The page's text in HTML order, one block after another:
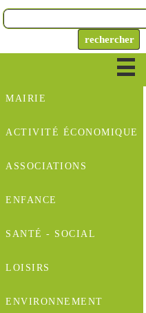
MAIRIE
ACTIVITÉ ÉCONOMIQUE
ASSOCIATIONS
ENFANCE
SANTÉ - SOCIAL
LOISIRS
ENVIRONNEMENT